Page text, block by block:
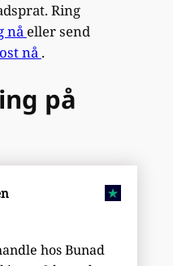
Ring
nå eller send
nå .
på
hos Bunad